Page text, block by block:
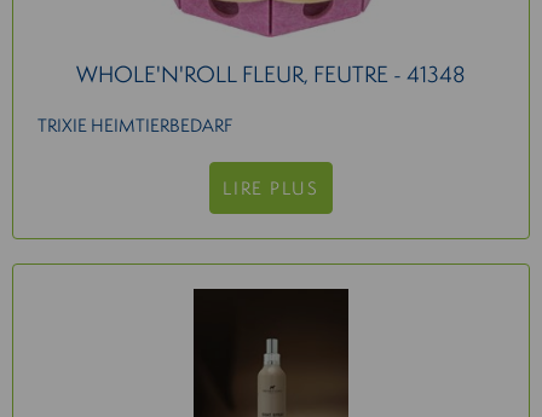
WHOLE'N'ROLL FLEUR, FEUTRE - 41348
TRIXIE HEIMTIERBEDARF
LIRE PLUS